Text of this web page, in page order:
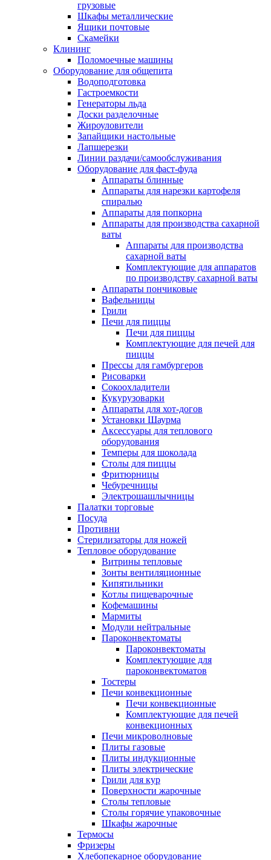
грузовые
Шкафы металлические
Ящики почтовые
Скамейки
Клининг
Поломоечные машины
Оборудование для общепита
Водоподготовка
Гастроемкости
Генераторы льда
Доски разделочные
Жироуловители
Запайщики настольные
Лапшерезки
Линии раздачи/самообслуживания
Оборудование для фаст-фуда
Аппараты блинные
Аппараты для нарезки картофеля
спиралью
Аппараты для попкорна
Аппараты для производства сахарной
ваты
Аппараты для производства
сахарной ваты
Комплектующие для аппаратов
по производству сахарной ваты
Аппараты пончиковые
Вафельницы
Грили
Печи для пиццы
Печи для пиццы
Комплектующие для печей для
пиццы
Прессы для гамбургеров
Рисоварки
Сокоохладители
Кукурузоварки
Аппараты для хот-догов
Установки Шаурма
Аксессуары для теплового
оборудования
Темперы для шоколада
Столы для пиццы
Фритюрницы
Чебуречницы
Электрошашлычницы
Палатки торговые
Посуда
Противни
Стерилизаторы для ножей
Тепловое оборудование
Витрины тепловые
Зонты вентиляционные
Кипятильники
Котлы пищеварочные
Кофемашины
Мармиты
Модули нейтральные
Пароконвектоматы
Пароконвектоматы
Комплектующие для
пароконвектоматов
Тостеры
Печи конвекционные
Печи конвекционные
Комплектующие для печей
конвекционных
Печи микроволновые
Плиты газовые
Плиты индукционные
Плиты электрические
Грили для кур
Поверхности жарочные
Столы тепловые
Столы горячие упаковочные
Шкафы жарочные
Термосы
Фризеры
Хлебопекарное оборудование